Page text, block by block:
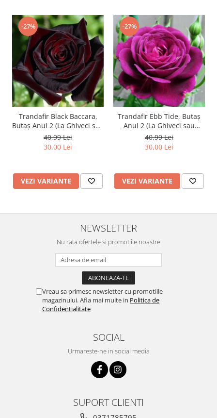
-27%
Trandafir Black Baccara,
Butaș Anul 2 (La Ghiveci sau
Rădăcină Liberă)
40,99 Lei
30,00 Lei
VEZI VARIANTE
-27%
Trandafir Ebb Tide, Butaș
Anul 2 (La Ghiveci sau
Rădăcină Liberă)
40,99 Lei
30,00 Lei
VEZI VARIANTE
NEWSLETTER
Nu rata ofertele si promotiile noastre
Vreau sa primesc newsletter cu promotiile
magazinului. Afla mai multe in Politica de
Confidentialitate
SOCIAL
Urmareste-ne in social media
SUPORT CLIENTI